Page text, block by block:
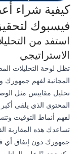
كيفية شراء
فيسبوك
استفد من
الاستراتيجي
تظل لوحة التحليلات
المجانية لفهم
تحليل مقاييس مثل
المحتوى الذي يلقى
لفهم أنماط التوقيت
تساعدك هذه المقاربة
جمهورك دون إنفاق أي